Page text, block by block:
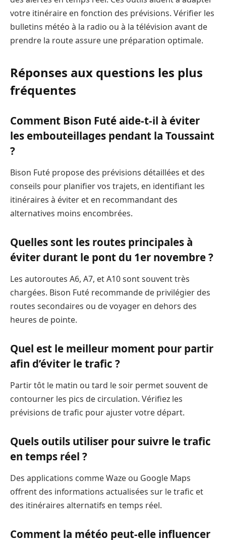
votre itinéraire en fonction des prévisions. Vérifier les
bulletins météo à la radio ou à la télévision avant de
prendre la route assure une préparation optimale.
Réponses aux questions les plus
fréquentes
Comment Bison Futé aide-t-il à éviter
les embouteillages pendant la Toussaint
?
Bison Futé propose des prévisions détaillées et des
conseils pour planifier vos trajets, en identifiant les
itinéraires à éviter et en recommandant des
alternatives moins encombrées.
Quelles sont les routes principales à
éviter durant le pont du 1er novembre ?
Les autoroutes A6, A7, et A10 sont souvent très
chargées. Bison Futé recommande de privilégier des
routes secondaires ou de voyager en dehors des
heures de pointe.
Quel est le meilleur moment pour partir
afin d’éviter le trafic ?
Partir tôt le matin ou tard le soir permet souvent de
contourner les pics de circulation. Vérifiez les
prévisions de trafic pour ajuster votre départ.
Quels outils utiliser pour suivre le trafic
en temps réel ?
Des applications comme Waze ou Google Maps
offrent des informations actualisées sur le trafic et
des itinéraires alternatifs en temps réel.
Comment la météo peut-elle influencer